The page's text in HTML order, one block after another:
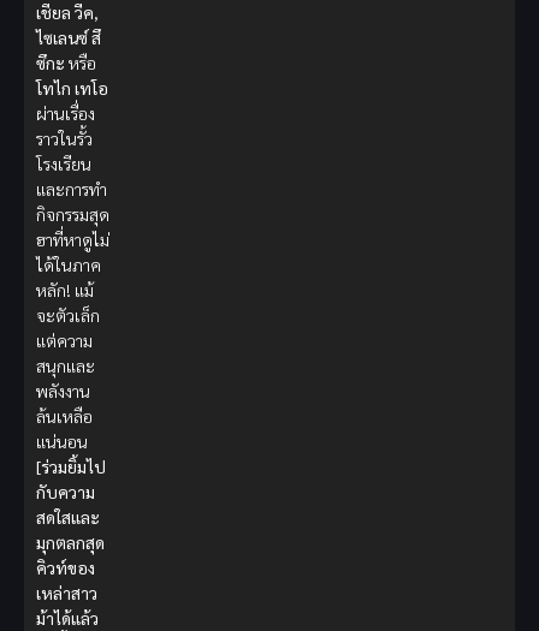
เชียล วีค,
ไซเลนซ์ สึ
ซึกะ หรือ
โทไก เทโอ
ผ่านเรื่อง
ราวในรั้ว
โรงเรียน
และการทำ
กิจกรรมสุด
ฮาที่หาดูไม่
ได้ในภาค
หลัก! แม้
จะตัวเล็ก
แต่ความ
สนุกและ
พลังงาน
ล้นเหลือ
แน่นอน
[ร่วมยิ้มไป
กับความ
สดใสและ
มุกตลกสุด
คิวท์ของ
เหล่าสาว
ม้าได้แล้ว